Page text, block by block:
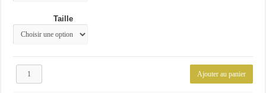
Taille
quantité
Ajouter au panier